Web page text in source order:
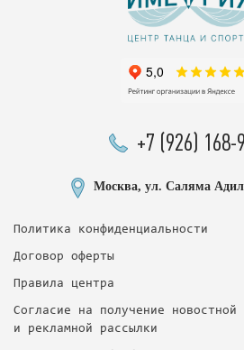
+7 (926) 168-
Москва, ул. Саляма
Политика конфиденциальности
Договор оферты
Правила центра
Согласие на получение новостной
и рекламной рассылки